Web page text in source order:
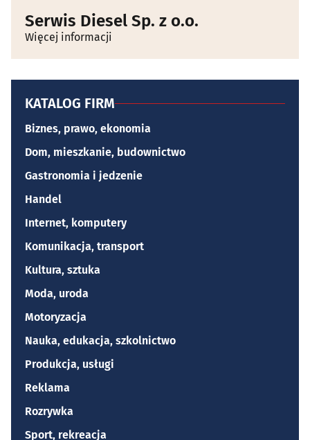
Serwis Diesel Sp. z o.o.
Więcej informacji
KATALOG FIRM
Biznes, prawo, ekonomia
Dom, mieszkanie, budownictwo
Gastronomia i jedzenie
Handel
Internet, komputery
Komunikacja, transport
Kultura, sztuka
Moda, uroda
Motoryzacja
Nauka, edukacja, szkolnictwo
Produkcja, usługi
Reklama
Rozrywka
Sport, rekreacja